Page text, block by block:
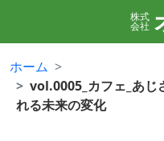
株式
会社
ホーム
vol.0005_カフェ_あじ
れる未来の変化